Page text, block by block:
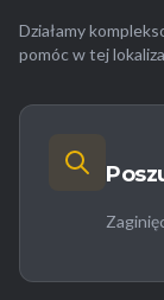
Działamy
pomóc w tej